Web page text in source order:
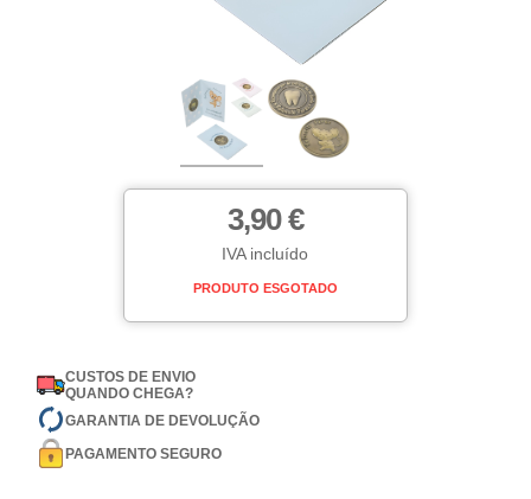
3,90 €
IVA incluído
PRODUTO ESGOTADO
CUSTOS DE ENVIO
QUANDO CHEGA?
GARANTIA DE DEVOLUÇÃO
PAGAMENTO SEGURO